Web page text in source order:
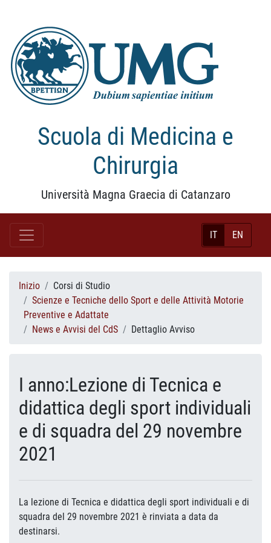
Scuola di Medicina e
Chirurgia
Università Magna Graecia di Catanzaro
IT EN
Inizio
Corsi di Studio
Scienze e Tecniche dello Sport e delle Attività Motorie
Preventive e Adattate
News e Avvisi del CdS
Dettaglio Avviso
I anno:Lezione di Tecnica e
didattica degli sport individuali
e di squadra del 29 novembre
2021
La lezione di Tecnica e didattica degli sport individuali e di
squadra del 29 novembre 2021 è rinviata a data da
destinarsi.